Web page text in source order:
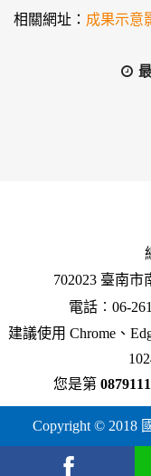
相關網址： 成果示意
702023 臺南市
電話︰06-
建議使用 Chrome、
您是第 0879111
Copyright © 2018